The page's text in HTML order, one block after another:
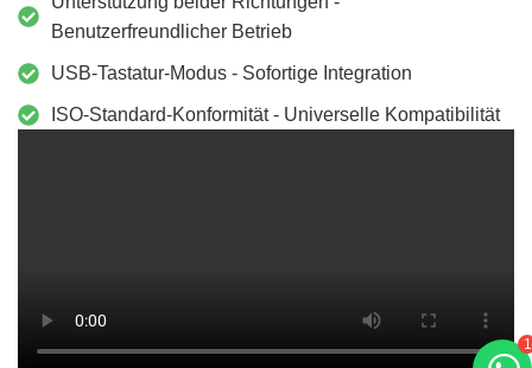
Benutzerfreundlicher Betrieb
USB-Tastatur-Modus - Sofortige Integration
ISO-Standard-Konformität - Universelle Kompatibilität
1